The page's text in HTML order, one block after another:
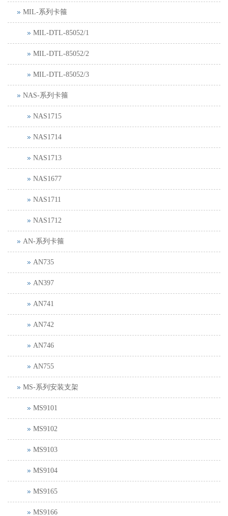
MIL-系列卡箍
MIL-DTL-85052/1
MIL-DTL-85052/2
MIL-DTL-85052/3
NAS-系列卡箍
NAS1715
NAS1714
NAS1713
NAS1677
NAS1711
NAS1712
AN-系列卡箍
AN735
AN397
AN741
AN742
AN746
AN755
MS-系列安装支架
MS9101
MS9102
MS9103
MS9104
MS9165
MS9166